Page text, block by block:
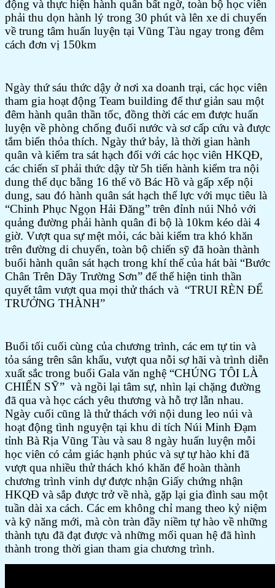
động và thực hiện hành quân bất ngờ, toàn bộ học viên
phải thu dọn hành lý trong 30 phút và lên xe di chuyển
về trung tâm huấn luyện tại Vũng Tàu ngay trong đêm
cách đơn vị 150km
Ngày thứ sáu thức dậy ở nơi xa doanh trại, các học viên
tham gia hoạt động Team building để thư giản sau một
đêm hành quân thần tốc, đồng thời các em được huấn
luyện về phòng chống đuối nước và sơ cấp cứu và được
tắm biển thỏa thích. Ngày thứ bảy, là thời gian hành
quân và kiểm tra sát hạch đối với các học viên HKQĐ,
các chiến sĩ phải thức dậy từ 5h tiến hành kiểm tra nội
dung thể dục bằng 16 thế võ Bác Hồ và gấp xếp nội
dung, sau đó hành quân sát hạch thể lực với mục tiêu là
“Chinh Phục Ngọn Hải Đăng” trên đỉnh núi Nhỏ với
quảng đường phải hành quân đi bộ là 10km kéo dài 4
giờ. Vượt qua sự mệt mỏi, các bài kiểm tra khó khăn
trên đường di chuyển, toàn bộ chiến sỹ đã hoàn thành
buổi hành quân sát hạch trong khí thế của hát bài “Bước
Chân Trên Dãy Trường Sơn” để thể hiện tinh thần
quyết tâm vượt qua mọi thử thách và “TRUI RÈN ĐỂ
TRƯỞNG THÀNH”
Buổi tối cuối cùng của chương trình, các em tự tin và
tỏa sáng trên sân khấu, vượt qua nỗi sợ hãi và trình diễn
xuất sắc trong buổi Gala văn nghệ “CHÚNG TÔI LÀ
CHIẾN SỸ” và ngồi lại tâm sự, nhìn lại chặng đường
đã qua và học cách yêu thương và hỗ trợ lẫn nhau.
Ngày cuối cũng là thử thách với nội dung leo núi và
hoạt động tình nguyện tại khu di tích Núi Minh Đạm
tỉnh Bà Rịa Vũng Tàu và sau 8 ngày huấn luyện mỗi
học viên có cảm giác hạnh phúc và sự tự hào khi đã
vượt qua nhiều thử thách khó khăn để hoàn thành
chương trình vinh dự được nhận Giấy chứng nhận
HKQĐ và sắp được trở về nhà, gặp lại gia đình sau một
tuần dài xa cách. Các em không chỉ mang theo kỷ niệm
và kỹ năng mới, mà còn tràn đầy niềm tự hào về những
thành tựu đã đạt được và những mối quan hệ đã hình
thành trong thời gian tham gia chương trình.